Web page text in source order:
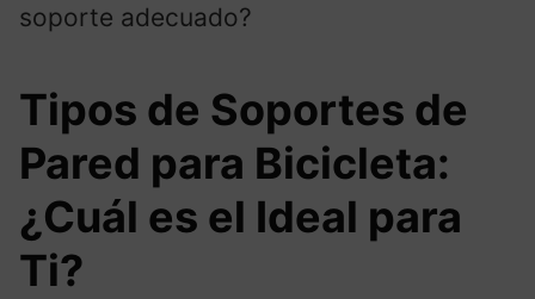
soporte adecuado?
Tipos de Soportes de
Pared para Bicicleta:
¿Cuál es el Ideal para
Ti?